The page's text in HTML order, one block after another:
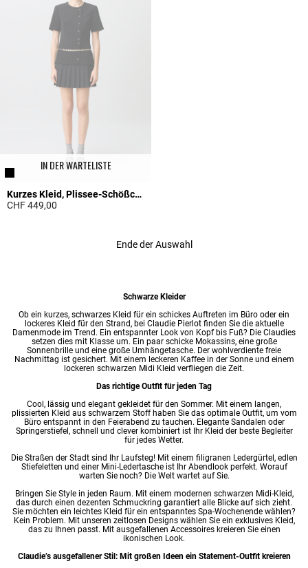
IN DER WARTELISTE
Kurzes Kleid, Plissee-Schößchen
CHF 449,00
Ende der Auswahl
Schwarze Kleider
Ob ein kurzes, schwarzes Kleid für ein schickes Auftreten im Büro oder ein
lockeres Kleid für den Strand, bei Claudie Pierlot finden Sie die aktuelle
Damenmode im Trend. Ein entspannter Look von Kopf bis Fuß? Die Claudies
setzen dies mit Klasse um. Ein paar schicke Mokassins, eine große
Sonnenbrille und eine große Umhängetasche. Der wohlverdiente freie
Nachmittag ist gesichert. Mit einem leckeren Kaffee in der Sonne und einem
lockeren schwarzen Midi Kleid verfliegen die Zeit.
Das richtige Outfit für jeden Tag
Cool, lässig und elegant gekleidet für den Sommer. Mit einem langen,
plissierten Kleid aus schwarzem Stoff haben Sie das optimale Outfit, um vom
Büro entspannt in den Feierabend zu tauchen. Elegante Sandalen oder
Springerstiefel, schnell und clever kombiniert ist Ihr Kleid der beste Begleiter
für jedes Wetter.
Die Straßen der Stadt sind Ihr Laufsteg! Mit einem filigranen Ledergürtel, edlen
Stiefeletten und einer Mini-Ledertasche ist Ihr Abendlook perfekt. Worauf
warten Sie noch? Die Welt wartet auf Sie.
Bringen Sie Style in jeden Raum. Mit einem modernen schwarzen Midi-Kleid,
das durch einen dezenten Schmuckring garantiert alle Blicke auf sich zieht.
Sie möchten ein leichtes Kleid für ein entspanntes Spa-Wochenende wählen?
Kein Problem. Mit unseren zeitlosen Designs wählen Sie ein exklusives Kleid,
das zu Ihnen passt. Mit ausgefallenen Accessoires kreieren Sie einen
ikonischen Look.
Claudie’s ausgefallener Stil: Mit großen Ideen ein Statement-Outfit kreieren